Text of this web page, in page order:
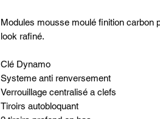
Modules mousse moulé finition carbon
look rafiné.
Clé Dynamo
Systeme anti renversement
Verrouillage centralisé a clefs
Tiroirs autobloquant